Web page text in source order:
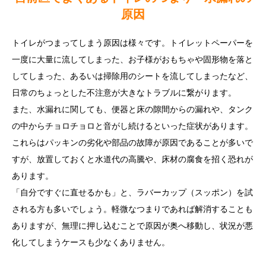
原因
トイレがつまってしまう原因は様々です。トイレットペーパーを
一度に大量に流してしまった、お子様がおもちゃや固形物を落と
してしまった、あるいは掃除用のシートを流してしまったなど、
日常のちょっとした不注意が大きなトラブルに繋がります。
また、水漏れに関しても、便器と床の隙間からの漏れや、タンク
の中からチョロチョロと音がし続けるといった症状があります。
これらはパッキンの劣化や部品の故障が原因であることが多いで
すが、放置しておくと水道代の高騰や、床材の腐食を招く恐れが
あります。
「自分ですぐに直せるかも」と、ラバーカップ（スッポン）を試
される方も多いでしょう。軽微なつまりであれば解消することも
ありますが、無理に押し込むことで原因が奥へ移動し、状況が悪
化してしまうケースも少なくありません。